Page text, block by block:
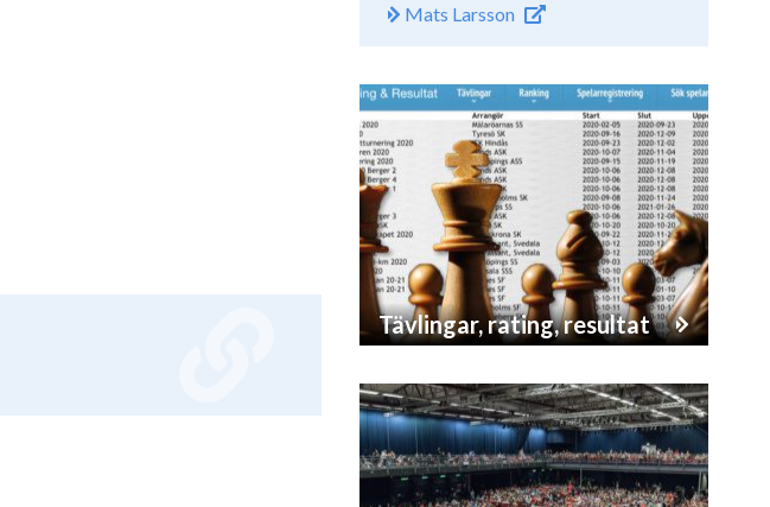
Mats Larsson
Tävlingar, rating, resultat